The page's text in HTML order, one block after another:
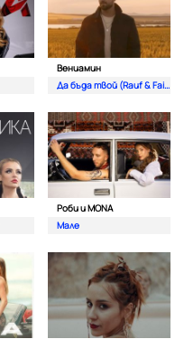
Вениамин
Да бъда твой (Rauf & Faik)
Роби и MONA
Мале